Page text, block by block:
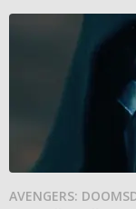
AVENGERS: